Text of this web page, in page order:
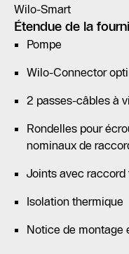
Wilo-Smart
Étendue de la
Pompe
Wilo-Connector
2 passes-câbles à
Rondelles pour
nominaux de
Joints avec raccord
Isolation thermique
Notice de montage